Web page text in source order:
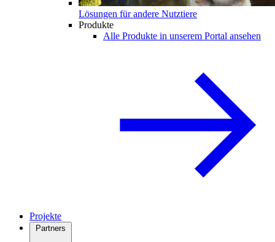
Lösungen für andere Nutztiere
Produkte
Alle Produkte in unserem Portal ansehen
Projekte
Partners